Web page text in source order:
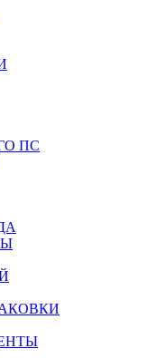
ПС